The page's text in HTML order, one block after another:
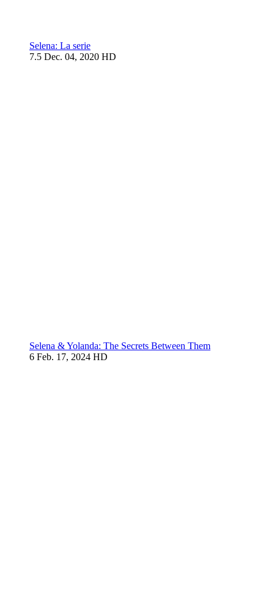
Selena: La serie
7.5 Dec. 04, 2020 HD
Selena & Yolanda: The Secrets Between Them
6 Feb. 17, 2024 HD